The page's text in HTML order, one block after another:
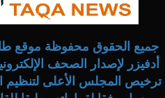
جميع الحقوق محفوظة موقع
أدفيزر لإصدار الصحف